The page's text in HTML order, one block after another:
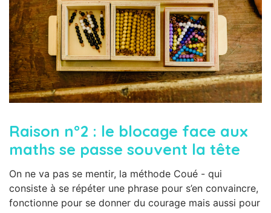
Raison n°2 : le blocage face aux
maths se passe souvent la tête
On ne va pas se mentir, la méthode Coué - qui
consiste à se répéter une phrase pour s’en convaincre,
fonctionne pour se donner du courage mais aussi pour